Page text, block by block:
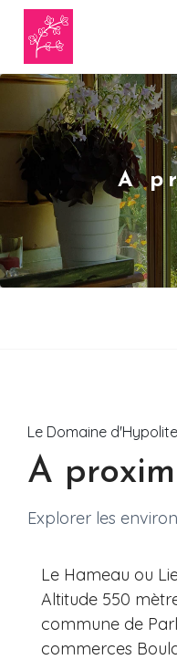
A
Le Domaine d'Hypolite
A
Explorer les
Le Hameau ou
Altitude 550
commune de
commerces